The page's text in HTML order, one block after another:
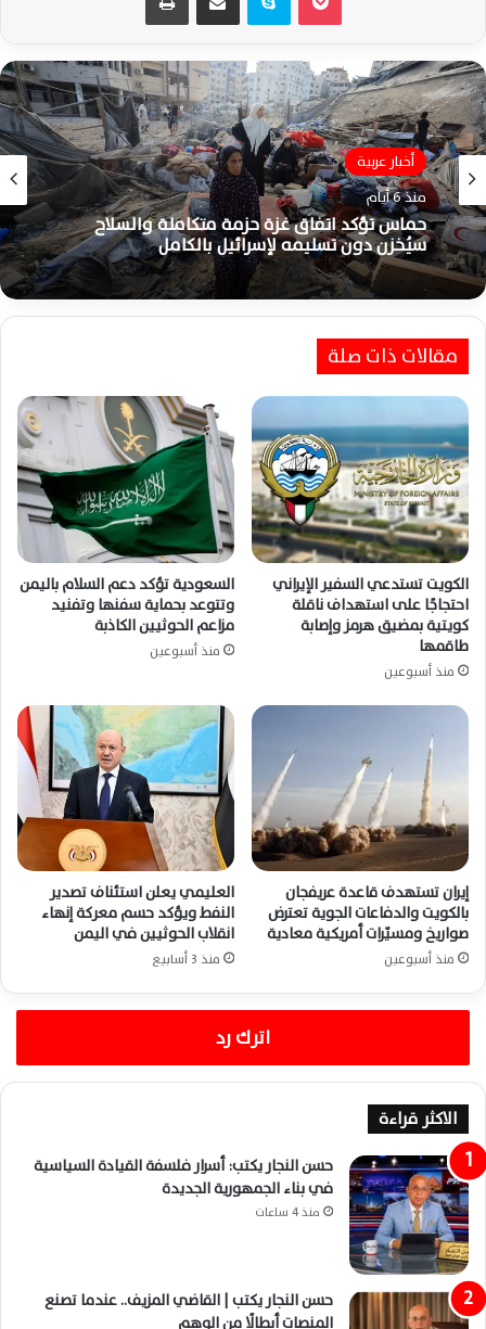
أخبار عربية
منذ 6 أيام
حماس تؤكد اتفاق غزة حزمة متكاملة والسلاح
سيُخزن دون تسليمه لإسرائيل بالكامل
مقالات ذات صلة
الكويت تستدعي السفير الإيراني
احتجاجًا على استهداف ناقلة
كويتية بمضيق هرمز وإصابة
طاقمها
منذ أسبوعين
السعودية تؤكد دعم السلام باليمن
وتتوعد بحماية سفنها وتفنيد
مزاعم الحوثيين الكاذبة
منذ أسبوعين
إيران تستهدف قاعدة عريفجان
بالكويت والدفاعات الجوية تعترض
صواريخ ومسيّرات أمريكية معادية
منذ أسبوعين
العليمي يعلن استئناف تصدير
النفط ويؤكد حسم معركة إنهاء
انقلاب الحوثيين في اليمن
منذ 3 أسابيع
اترك رد
الاكثر قراءة
حسن النجار يكتب: أسرار فلسفة القيادة السياسية
في بناء الجمهورية الجديدة
منذ 4 ساعات
حسن النجار يكتب | القاضي المزيف.. عندما تصنع
المنصات أبطالًا من الوهم